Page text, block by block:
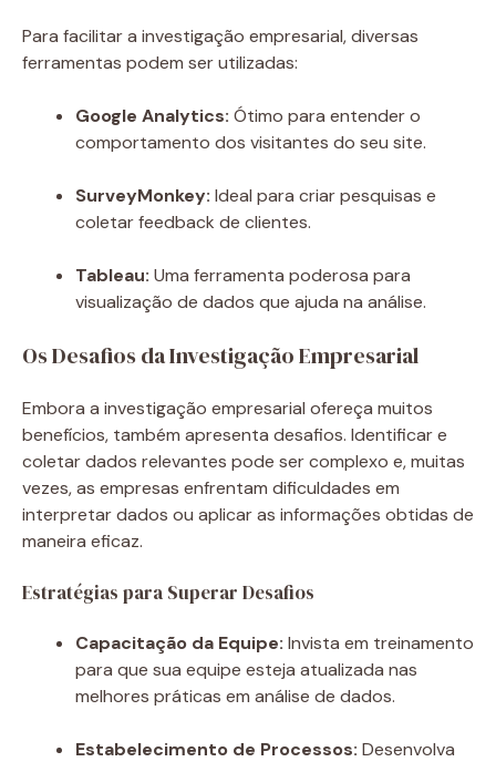
Para facilitar a investigação empresarial, diversas
ferramentas podem ser utilizadas:
Google Analytics: Ótimo para entender o
comportamento dos visitantes do seu site.
SurveyMonkey: Ideal para criar pesquisas e
coletar feedback de clientes.
Tableau: Uma ferramenta poderosa para
visualização de dados que ajuda na análise.
Os Desafios da Investigação Empresarial
Embora a investigação empresarial ofereça muitos
benefícios, também apresenta desafios. Identificar e
coletar dados relevantes pode ser complexo e, muitas
vezes, as empresas enfrentam dificuldades em
interpretar dados ou aplicar as informações obtidas de
maneira eficaz.
Estratégias para Superar Desafios
Capacitação da Equipe: Invista em treinamento
para que sua equipe esteja atualizada nas
melhores práticas em análise de dados.
Estabelecimento de Processos: Desenvolva